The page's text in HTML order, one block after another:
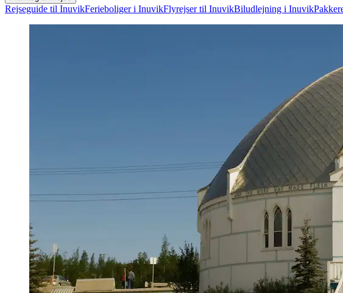
Rejseguide til InuvikFerieboliger i InuvikFlyrejser til InuvikBiludlejning i Inuvik